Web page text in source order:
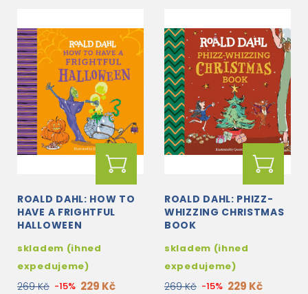
ROALD DAHL: HOW TO
HAVE A FRIGHTFUL
HALLOWEEN
skladem (ihned
expedujeme)
269 Kč -15% 229 Kč
ROALD DAHL: PHIZZ-
WHIZZING CHRISTMAS
BOOK
skladem (ihned
expedujeme)
269 Kč -15% 229 Kč